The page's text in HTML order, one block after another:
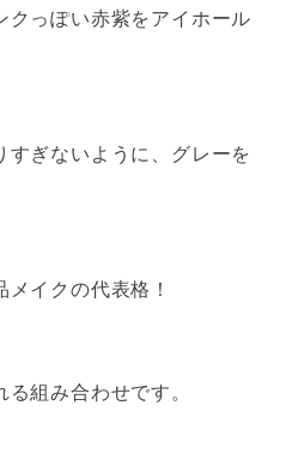
クっぽい赤紫をアイホール
すぎないように、グレーを
イクの代表格！
組み合わせです。